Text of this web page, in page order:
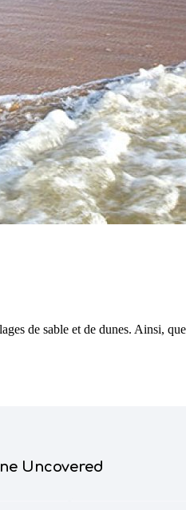
de sable et de dunes. Ainsi,